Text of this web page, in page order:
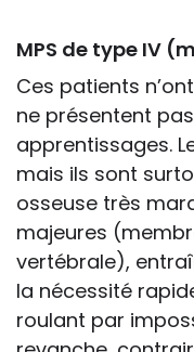
MPS de type IV
Ces patients
ne présentent
apprentissages.
mais ils sont
osseuse très
majeures
vertébrale),
la nécessité
roulant par